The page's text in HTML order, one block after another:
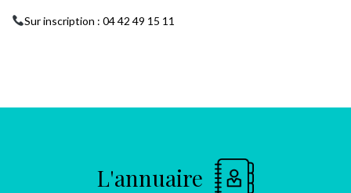
Sur inscription : 04 42 49 15 11
L'annuaire